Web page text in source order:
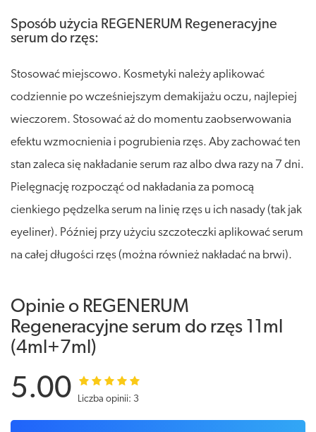
Sposób użycia REGENERUM Regeneracyjne
serum do rzęs:
Stosować miejscowo. Kosmetyki należy aplikować
codziennie po wcześniejszym demakijażu oczu, najlepiej
wieczorem. Stosować aż do momentu zaobserwowania
efektu wzmocnienia i pogrubienia rzęs. Aby zachować ten
stan zaleca się nakładanie serum raz albo dwa razy na 7 dni.
Pielęgnację rozpocząć od nakładania za pomocą
cienkiego pędzelka serum na linię rzęs u ich nasady (tak jak
eyeliner). Później przy użyciu szczoteczki aplikować serum
na całej długości rzęs (można również nakładać na brwi).
Opinie o REGENERUM
Regeneracyjne serum do rzęs 11ml
(4ml+7ml)
5.00 Liczba opinii: 3